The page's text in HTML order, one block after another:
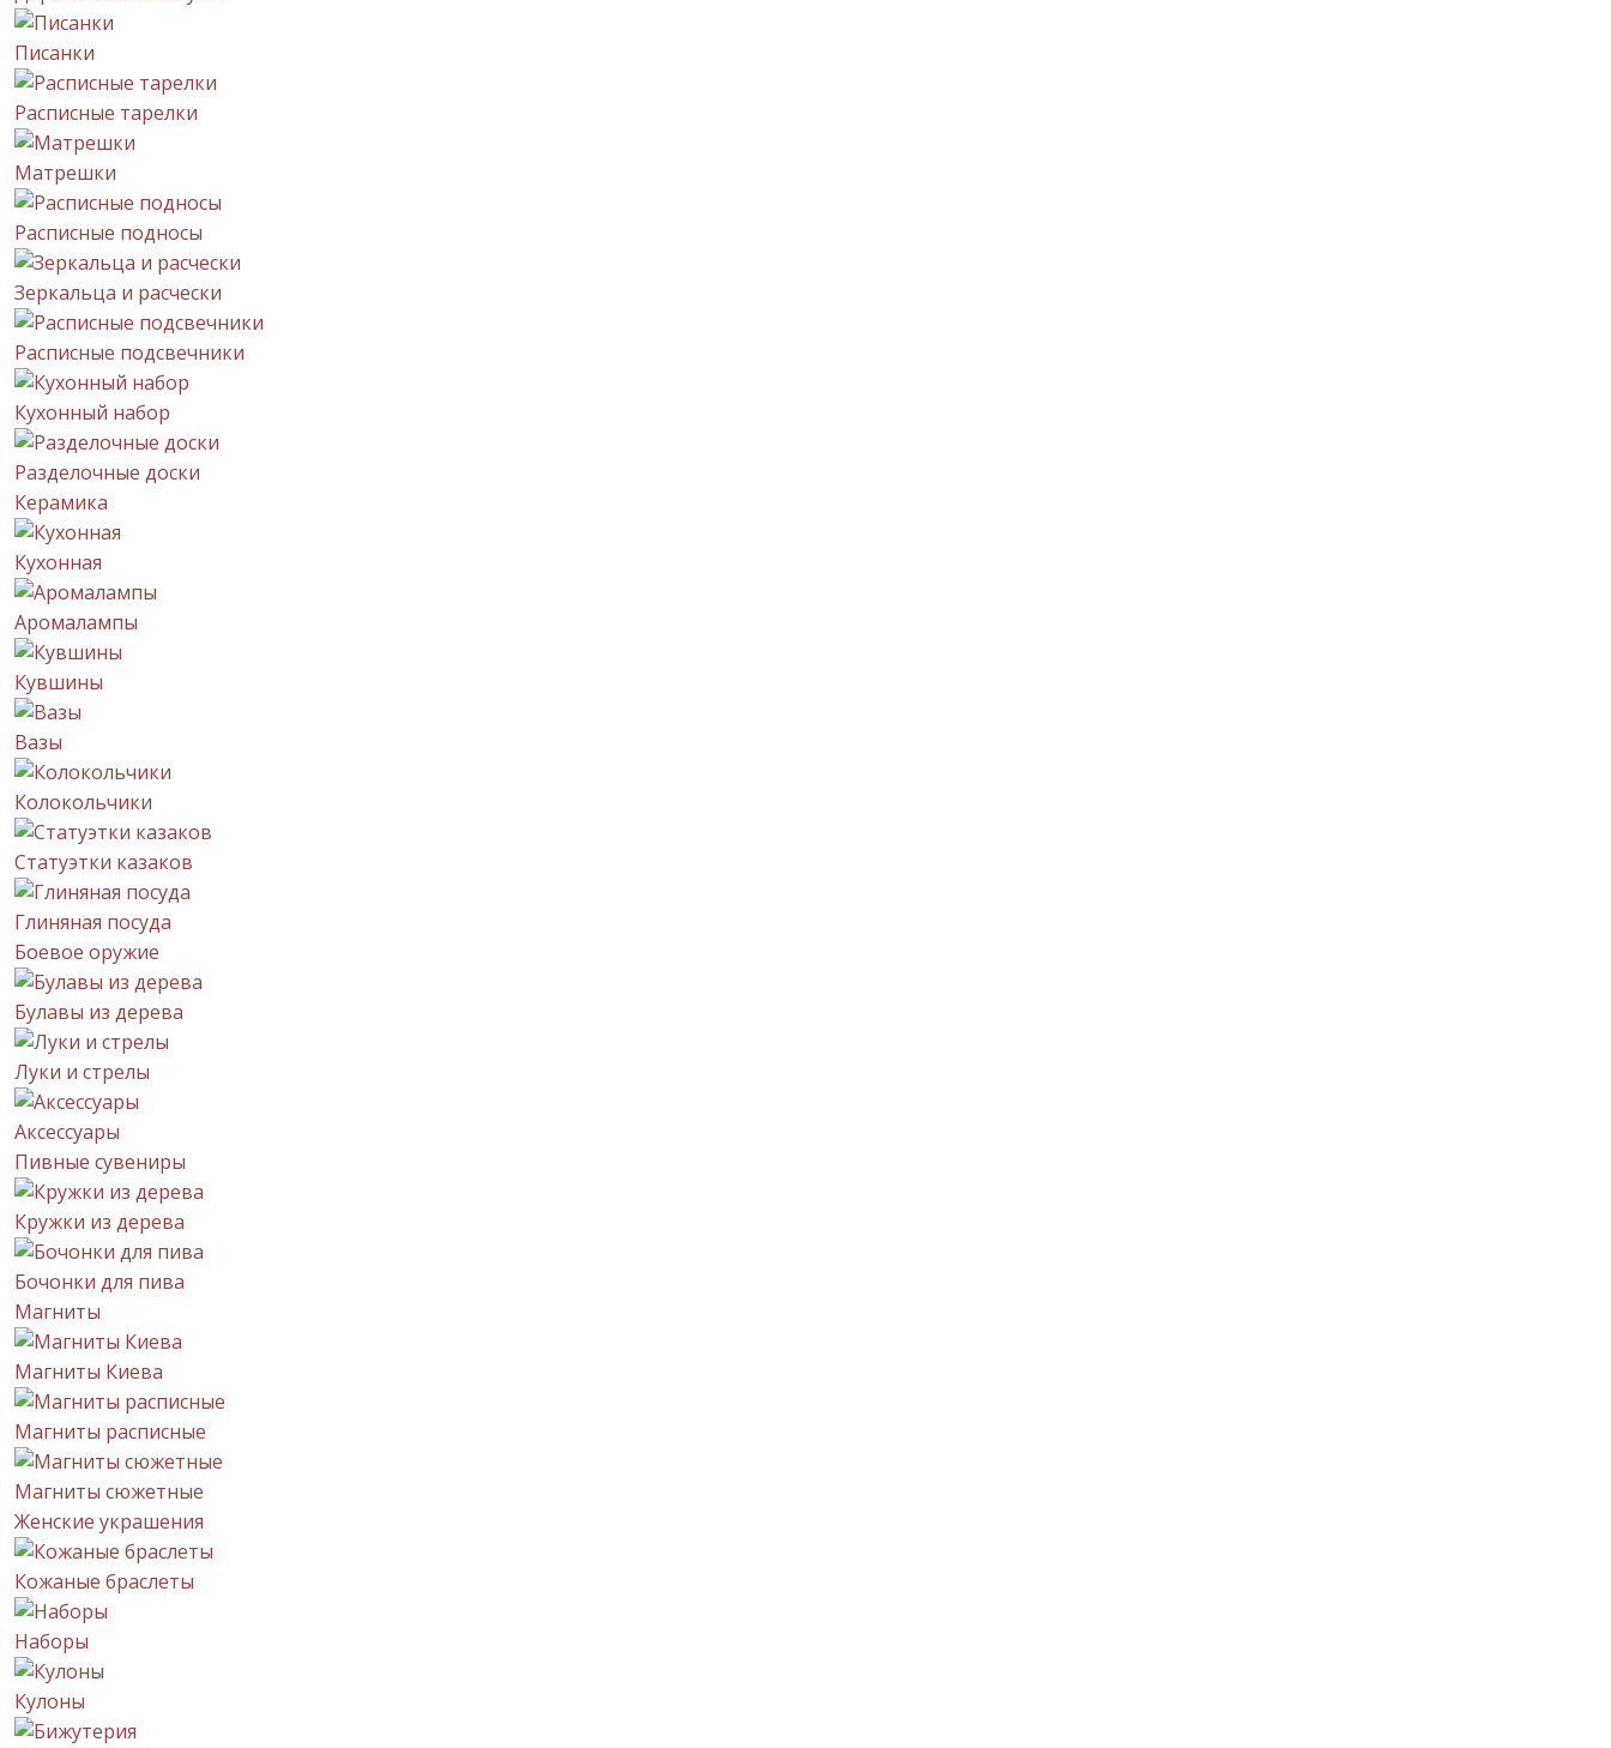
Писанки
Расписные тарелки
Матрешки
Расписные подносы
Зеркальца и расчески
Расписные подсвечники
Кухонный набор
Разделочные доски
Керамика
Кухонная
Аромалампы
Кувшины
Вазы
Колокольчики
Статуэтки казаков
Глиняная посуда
Боевое оружие
Булавы из дерева
Луки и стрелы
Аксессуары
Пивные сувениры
Кружки из дерева
Бочонки для пива
Магниты
Магниты Киева
Магниты расписные
Магниты сюжетные
Женские украшения
Кожаные браслеты
Наборы
Кулоны